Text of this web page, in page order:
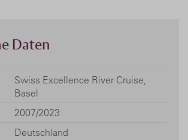
Daten
Swiss Excellence River Cruise,
Basel
2007/2023
Deutschland